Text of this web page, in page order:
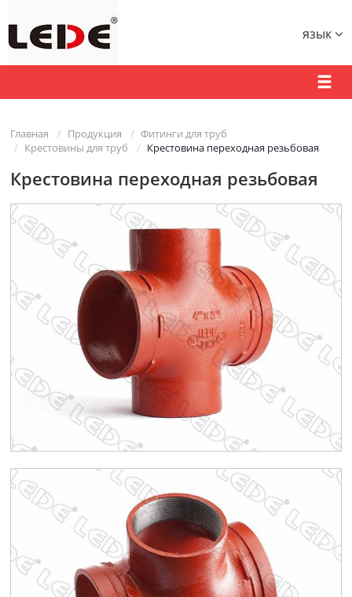
язык
Главная Продукция
Фитинги для труб
Крестовины для труб
Крестовина переходная резьбовая
Крестовина переходная резьбовая